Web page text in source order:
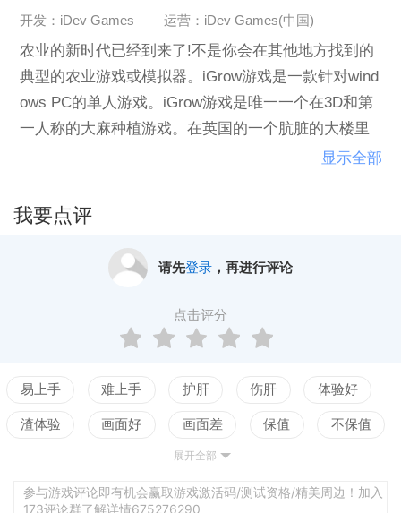
开发：iDev Games 运营：iDev Games(中国)
农业的新时代已经到来了!不是你会在其他地方找到的
典型的农业游戏或模拟器。iGrow游戏是一款针对wind
ows PC的单人游戏。iGrow游戏是唯一一个在3D和第
一人称的大麻种植游戏。在英国的一个肮脏的大楼里
开办你自己的大麻种植工厂。你的目标是接管并成为
麻品种卖给最高等级的经销商以获得最好的价格为您
买取决于标准，如干燥和效力。你可以收获更多的湿
大麻，然后你可以用干大麻，质量将大大降低，尽管
效力高。根据排名，一些经销商不会购买湿大麻芽，
不管它是什么大麻。每一场比赛都是不同的，塔块是
商和房间，将是随机生成的位置。在10层楼高的大楼
里，有4个等级的经销商和较高的等级。乘电梯在地板
以确保你在生长之间进行升级。-释放和生长超过1000
种不同的大麻品种，并具有杂交育种的能力。-解锁和
显示全部
我要点评
请先登录，再进行评论
点击评分
易上手 难上手 护肝 伤肝 体验好
渣体验 画面好 画面差 保值 不保值
测试
展开全部
参与游戏评论即有机会赢取游戏激活码/测试资格/精美周边！加入
173评论群了解详情675276290